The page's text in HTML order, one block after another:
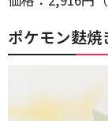
ポケモン麩焼